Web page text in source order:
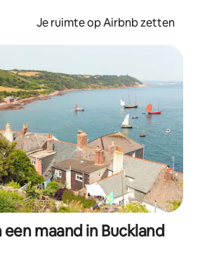
Je ruimte op Airbnb zetten
maand in Buckland